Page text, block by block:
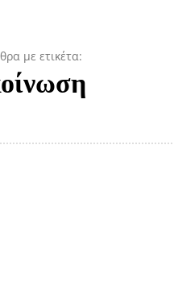
με ετικέτα: